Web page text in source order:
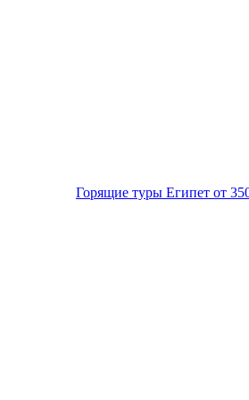
Горящие туры Египет от